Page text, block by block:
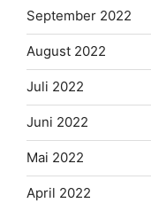
September 2022
August 2022
Juli 2022
Juni 2022
Mai 2022
April 2022